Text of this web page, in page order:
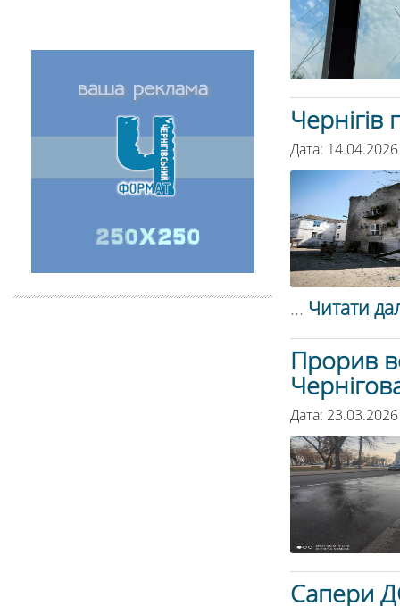
Дата:
... Читати
Прорив
Дата:
Cапери